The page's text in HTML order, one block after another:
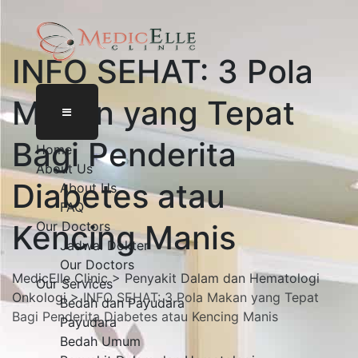
Home
About Us
About Us
FAQ
Our Doctors
Jadwal Dokter
Our Doctors
Our Services
Bedah dan Payudara
Payudara
Bedah Umum
INFO SEHAT: 3 Pola
Makan yang Tepat
Bagi Penderita
Diabetes atau
Kencing Manis
MedicElle Clinic> Penyakit Dalam dan Hematologi
Onkologi>INFO SEHAT: 3 Pola Makan yang Tepat
Bagi Penderita Diabetes atau Kencing Manis